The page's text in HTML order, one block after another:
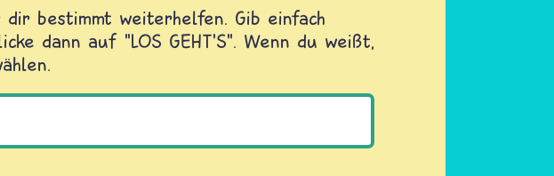
bestimmt weiterhelfen. Gib einfach
dann auf "LOS GEHT'S". Wenn du weißt,